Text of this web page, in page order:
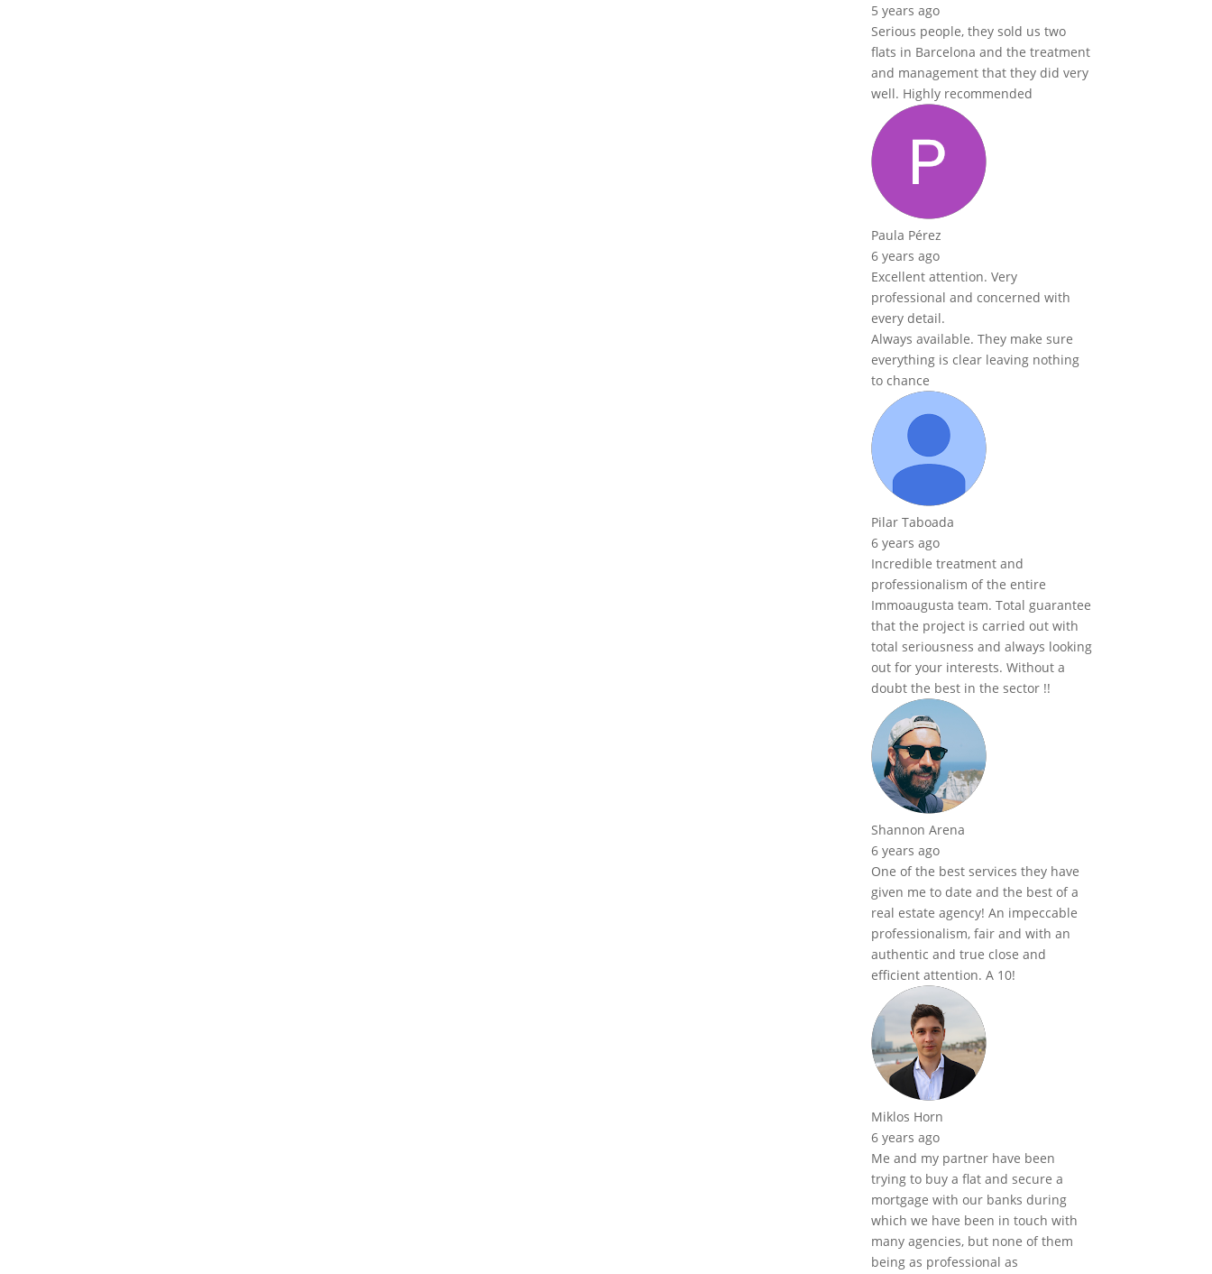
5 years ago
Serious people, they sold us two
flats in Barcelona and the treatment
and management that they did very
well. Highly recommended
Paula Pérez
6 years ago
Excellent attention. Very
professional and concerned with
every detail.
Always available. They make sure
everything is clear leaving nothing
to chance
Pilar Taboada
6 years ago
Incredible treatment and
professionalism of the entire
Immoaugusta team. Total guarantee
that the project is carried out with
total seriousness and always looking
out for your interests. Without a
doubt the best in the sector !!
Shannon Arena
6 years ago
One of the best services they have
given me to date and the best of a
real estate agency! An impeccable
professionalism, fair and with an
authentic and true close and
efficient attention. A 10!
Miklos Horn
6 years ago
Me and my partner have been
trying to buy a flat and secure a
mortgage with our banks during
which we have been in touch with
many agencies, but none of them
being as professional as